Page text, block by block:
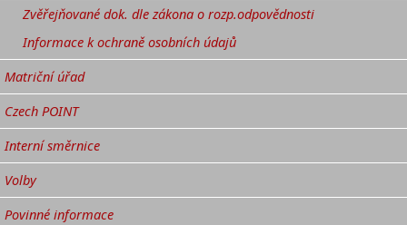
Zvěřejňované dok. dle zákona o rozp.odpovědnosti
Informace k ochraně osobních údajů
Matriční úřad
Czech POINT
Interní směrnice
Volby
Povinné informace